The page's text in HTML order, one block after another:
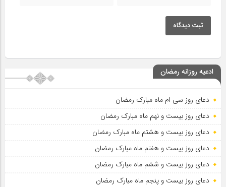
ثبت دیدگاه
ادعیه روزانه رمضان
دعای روز سی ام ماه مبارک رمضان
دعای روز بیست و نهم ماه مبارک رمضان
دعای روز بیست و هشتم ماه مبارک رمضان
دعای روز بیست و هفتم ماه مبارک رمضان
دعای روز بیست و ششم ماه مبارک رمضان
دعای روز بیست و پنجم ماه مبارک رمضان